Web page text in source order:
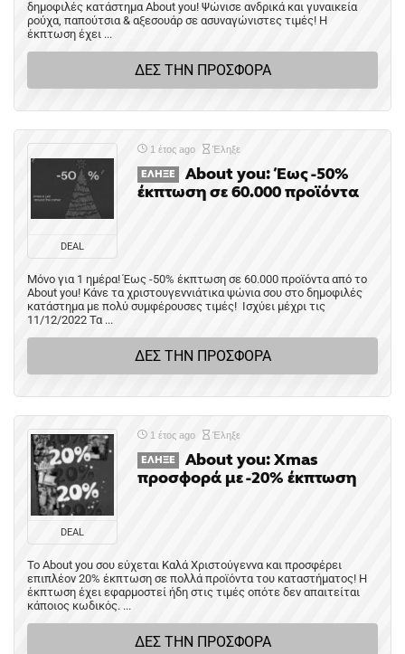
δημοφιλές κατάστημα About you! Ψώνισε ανδρικά και γυναικεία
ρούχα, παπούτσια & αξεσουάρ σε ασυναγώνιστες τιμές! Η
έκπτωση έχει ...
ΔΕΣ ΤΗΝ ΠΡΟΣΦΟΡΑ
DEAL
1 έτος ago Έληξε
ΈΛΗΞΕ
About you: Έως -50%
έκπτωση σε 60.000 προϊόντα
Μόνο για 1 ημέρα! Έως -50% έκπτωση σε 60.000 προϊόντα από το
About you! Κάνε τα χριστουγεννιάτικα ψώνια σου στο δημοφιλές
κατάστημα με πολύ συμφέρουσες τιμές! Ισχύει μέχρι τις
11/12/2022 Τα ...
ΔΕΣ ΤΗΝ ΠΡΟΣΦΟΡΑ
DEAL
1 έτος ago Έληξε
ΈΛΗΞΕ
About you: Xmas
προσφορά με -20% έκπτωση
Το About you σου εύχεται Καλά Χριστούγεννα και προσφέρει
επιπλέον 20% έκπτωση σε πολλά προϊόντα του καταστήματος! Η
έκπτωση έχει εφαρμοστεί ήδη στις τιμές οπότε δεν απαιτείται
κάποιος κωδικός. ...
ΔΕΣ ΤΗΝ ΠΡΟΣΦΟΡΑ